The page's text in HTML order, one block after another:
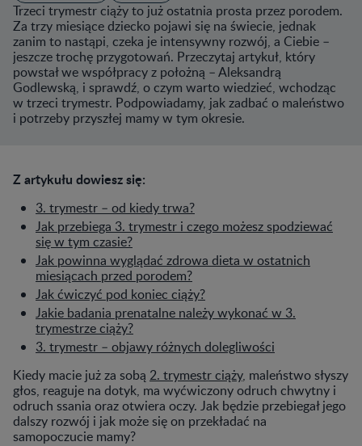
Trzeci trymestr ciąży to już ostatnia prosta przez porodem.
Za trzy miesiące dziecko pojawi się na świecie, jednak
zanim to nastąpi, czeka je intensywny rozwój, a Ciebie –
jeszcze trochę przygotowań. Przeczytaj artykuł, który
powstał we współpracy z położną – Aleksandrą
Godlewską, i sprawdź, o czym warto wiedzieć, wchodząc
w trzeci trymestr. Podpowiadamy, jak zadbać o maleństwo
i potrzeby przyszłej mamy w tym okresie.
Z artykułu dowiesz się:
3. trymestr – od kiedy trwa?
Jak przebiega 3. trymestr i czego możesz spodziewać
się w tym czasie?
Jak powinna wyglądać zdrowa dieta w ostatnich
miesiącach przed porodem?
Jak ćwiczyć pod koniec ciąży?
Jakie badania prenatalne należy wykonać w 3.
trymestrze ciąży?
3. trymestr – objawy różnych dolegliwości
Kiedy macie już za sobą 2. trymestr ciąży, maleństwo słyszy
głos, reaguje na dotyk, ma wyćwiczony odruch chwytny i
odruch ssania oraz otwiera oczy. Jak będzie przebiegał jego
dalszy rozwój i jak może się on przekładać na
samopoczucie mamy?